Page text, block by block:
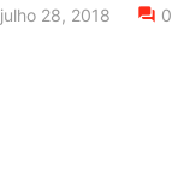
julho 28, 2018 0